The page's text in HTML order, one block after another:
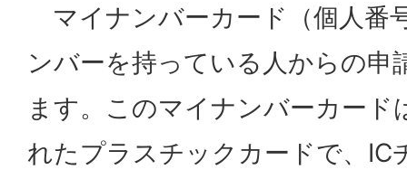
マイナンバーカード（個人番
ンバーを持っている人からの申
ます。このマイナンバーカード
れたプラスチックカードで、IC